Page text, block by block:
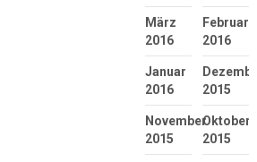
März
2016
Februar
2016
Januar
2016
2015
November
2015
Oktober
2015